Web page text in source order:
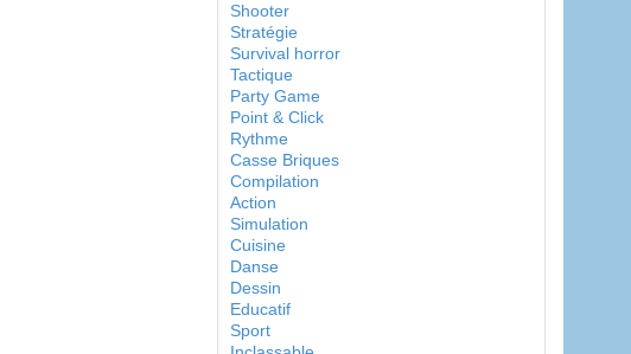
Shooter
Stratégie
Survival horror
Tactique
Party Game
Point & Click
Rythme
Casse Briques
Compilation
Action
Simulation
Cuisine
Danse
Dessin
Educatif
Sport